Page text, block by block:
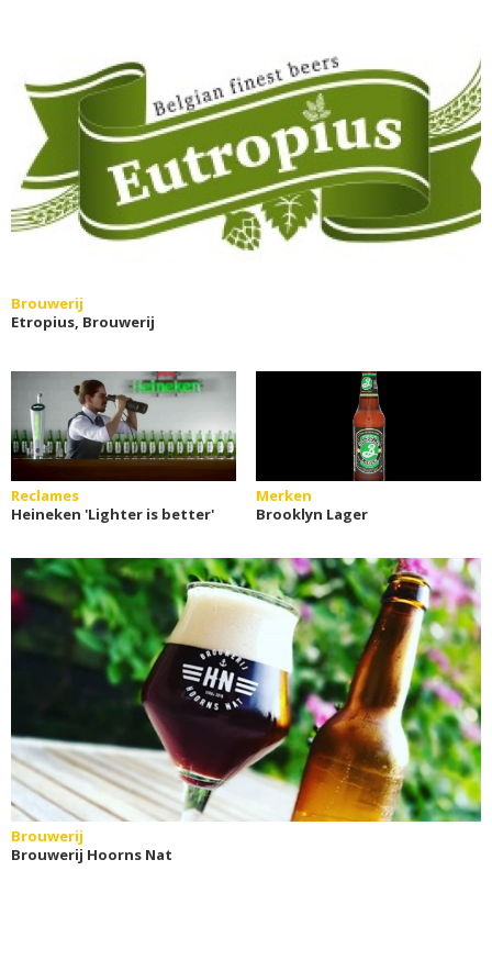
Brouwerij
Etropius, Brouwerij
Reclames
Heineken 'Lighter is better'
Merken
Brooklyn Lager
Brouwerij
Brouwerij Hoorns Nat